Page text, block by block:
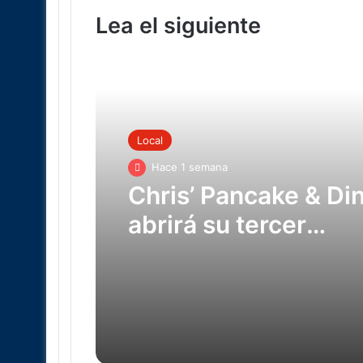
Lea el siguiente
Local
Hace 1 semana
Chris’ Pancake &
abrirá su tercer